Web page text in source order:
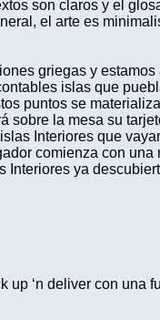
son claros y el
el arte es
griegas y estamos
islas que
puntos se
sobre la mesa su
Interiores que
comienza con una
Interiores ya
up ‘n deliver con una